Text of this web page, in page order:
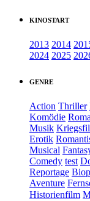
KINOSTART
2013 2014
2024 2025
GENRE
Action Thriller
Komödie
Musik
Erotik
Musical
Comedy test
Reportage
Aventure
Historienfilm